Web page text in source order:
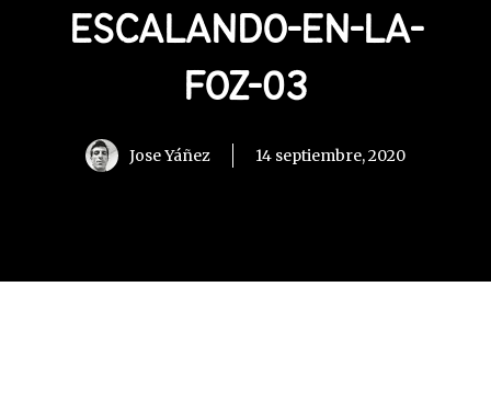
ESCALANDO-EN-LA-
FOZ-03
Jose Yáñez 14 septiembre, 2020